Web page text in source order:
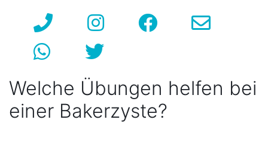
Welche Übungen helfen bei
einer Bakerzyste?